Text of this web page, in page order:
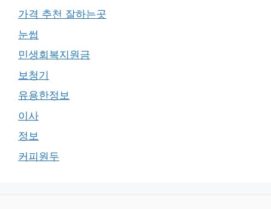
가격 추천 잘하는곳
눈썹
민생회복지원금
보청기
유용한정보
이사
정보
커피원두